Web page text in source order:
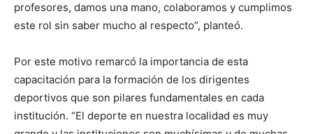
profesores, damos una mano, colaboramos y cumplimos
este rol sin saber mucho al respecto”, planteó.
Por este motivo remarcó la importancia de esta
capacitación para la formación de los dirigentes
deportivos que son pilares fundamentales en cada
institución. “El deporte en nuestra localidad es muy